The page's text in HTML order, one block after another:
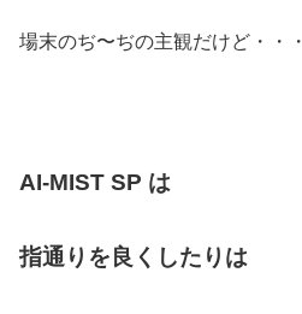
場末のぢ〜ぢの主観だけど・・・
AI-MIST SP は
指通りを良くしたりは